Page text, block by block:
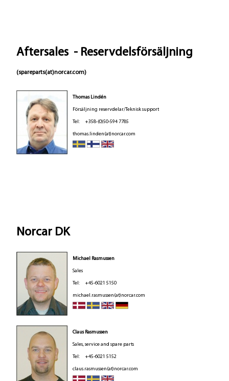
Aftersales - Reservdelsförsäljning
(spareparts(at)norcar.com)
Thomas Lindén
Försäljning reservdelar/Teknisk support
Tel: +358-(0)50-594 7785
thomas.linden(at)norcar.com
Norcar DK
Michael Rasmussen
Sales
Tel: +45-6021 5150
michael.rasmussen(at)norcar.com
Claus Rasmussen
Sales, service and spare parts
Tel: +45-6021 5152
claus.rasmussen(at)norcar.com